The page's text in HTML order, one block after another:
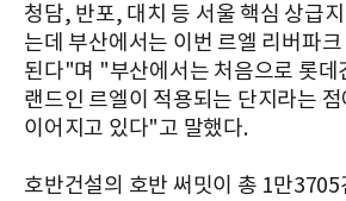
청담, 반포, 대치 등 서울 핵심 상급
는데 부산에서는 이번 르엘 리버파
된다"며 "부산에서는 처음으로 롯데
랜드인 르엘이 적용되는 단지라는 점
이어지고 있다"고 말했다.
호반건설의 호반 써밋이 총 1만3705